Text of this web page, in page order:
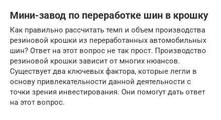
Мини-завод по переработке шин в крошку
Как правильно рассчитать темп и объем производства
резиновой крошки из переработанных автомобильных
шин? Ответ на этот вопрос не так прост. Производство
резиновой крошки зависит от многих нюансов.
Существует два ключевых фактора, которые легли в
основу привлекательности данной деятельности с
точки зрения инвестирования. Они помогут дать ответ
на этот вопрос.